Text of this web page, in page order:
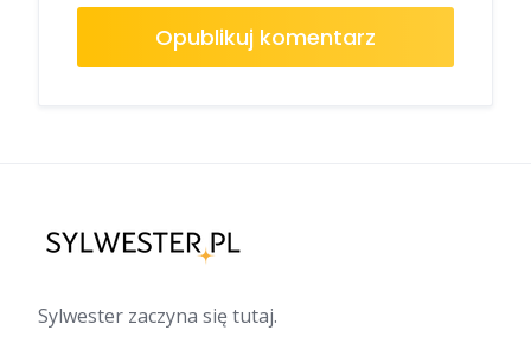
Sylwester zaczyna się tutaj.